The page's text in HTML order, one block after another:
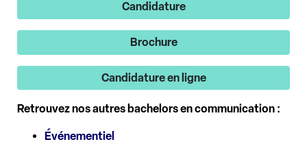
Candidature
Brochure
Candidature en ligne
Retrouvez nos autres bachelors en communication :
Événementiel